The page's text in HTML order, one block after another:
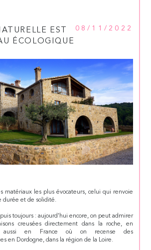
EST
ÉCOLOGIQUE
08/11/2022
matériaux les plus évocateurs, celui qui renvoie
durée et de solidité.
toujours : aujourd'hui encore, on peut admirer
creusées directement dans la roche, en
aussi en France où on recense des
en Dordogne, dans la région de la Loire.